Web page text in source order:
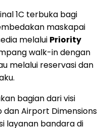
1C terbuka bagi
maskapai
melalui Priority
walk-in dengan
melalui reservasi dan
bagian dari visi
dan Airport Dimensions
layanan bandara di